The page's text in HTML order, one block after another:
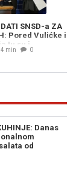
SNSD-a ZA
Pored Vulićke i
tu su i...
min 0
Danas
od